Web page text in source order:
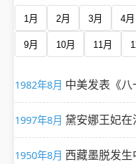
1月 2月 3月 4月
9月 10月 11月
1982年8月 中美发表《八
1997年8月 黛安娜王妃
1950年8月 西藏墨脱发